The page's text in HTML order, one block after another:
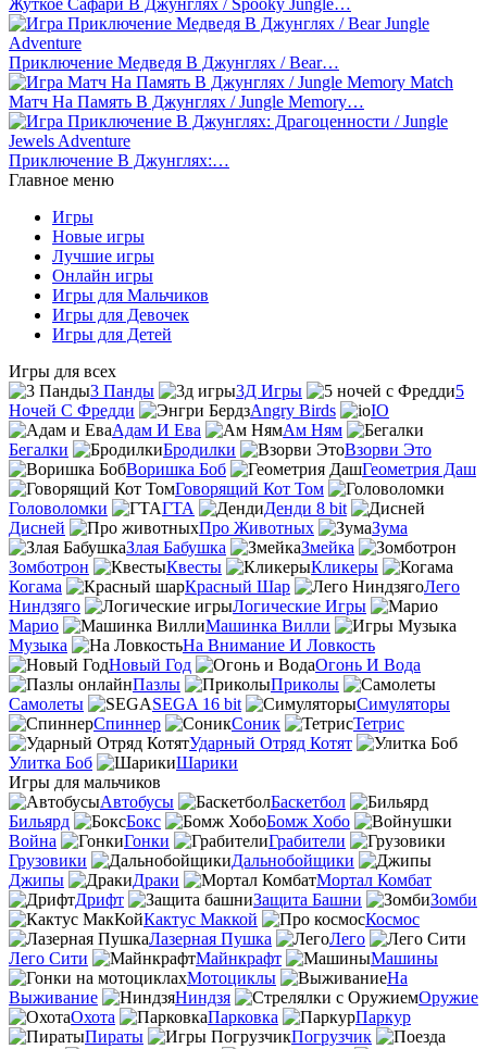
Приключение Медведя В Джунглях / Bear…
Матч На Память В Джунглях / Jungle Memory…
Приключение В Джунглях:…
Главное меню
Игры
Новые игры
Лучшие игры
Онлайн игры
Игры для Мальчиков
Игры для Девочек
Игры для Детей
Игры для всех
3 Панды
3Д Игры
5
Ночей С Фредди
Angry Birds
IO
Адам И Ева
Ам Ням
Бегалки
Бродилки
Взорви Это
Воришка Боб
Геометрия Даш
Говорящий Кот Том
Головоломки
ГТА
Денди 8 bit
Дисней
Про Животных
Зума
Злая Бабушка
Змейка
Зомботрон
Квесты
Кликеры
Когама
Красный Шар
Лего
Ниндзяго
Логические Игры
Марио
Машинка Вилли
Музыка
На Внимание И Ловкость
Новый Год
Огонь И Вода
Пазлы
Приколы
Самолеты
SEGA 16 bit
Симуляторы
Спиннер
Соник
Тетрис
Ударный Отряд Котят
Улитка Боб
Шарики
Игры для мальчиков
Автобусы
Баскетбол
Бильярд
Бокс
Бомж Хобо
Война
Гонки
Грабители
Грузовики
Дальнобойщики
Джипы
Драки
Мортал Комбат
Дрифт
Защита Башни
Зомби
Кактус Маккой
Космос
Лазерная Пушка
Лего
Лего Сити
Майнкрафт
Машины
Мотоциклы
На
Выживание
Ниндзя
Оружие
Охота
Парковка
Паркур
Пираты
Погрузчик